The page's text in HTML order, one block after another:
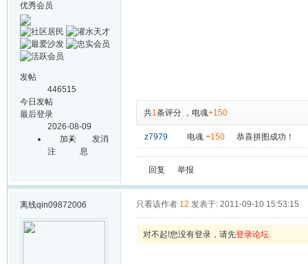
优秀会员
发帖
446515
今日发帖
最后登录
2026-08-09
加关
注
发消
息
共1条评分 ， 电魂+150
z7979 电魂 +150 恭喜拼图成功！
回复 举报
离线qin09872006 只看该作者 12 发表于: 2011-09-10 15:53:15
对不起!您没有登录，请先登录论坛.